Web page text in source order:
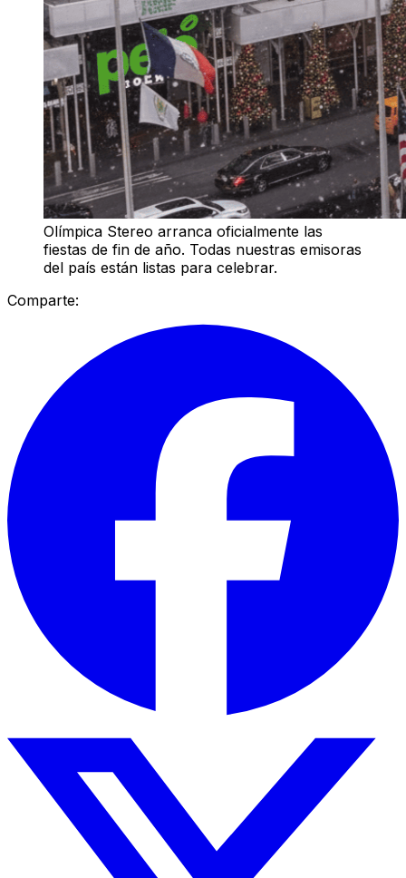
Olímpica Stereo arranca oficialmente las
fiestas de fin de año. Todas nuestras emisoras
del país están listas para celebrar.
Comparte: